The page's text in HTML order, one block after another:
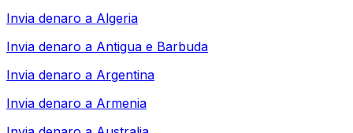
Invia denaro a Algeria
Invia denaro a Antigua e Barbuda
Invia denaro a Argentina
Invia denaro a Armenia